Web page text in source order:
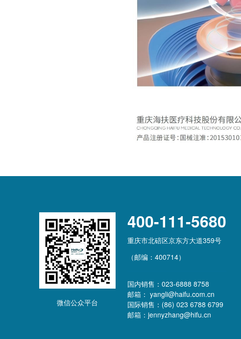
微信公众平台
400-111-5680
重庆市北碚区京东方大道359号
（邮编：400714）
国内销售：023-6888 8758
邮箱： yangli@haifu.com.cn
国际销售：(86) 023 6788 6799
邮箱：jennyzhang@hifu.cn